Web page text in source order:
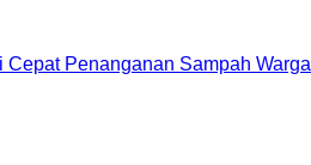
Penanganan Sampah Warga